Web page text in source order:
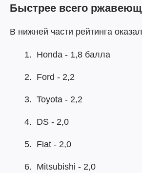
Быстрее всего
В нижней части рейтинга
Honda - 1,8 балла
Ford - 2,2
Toyota - 2,2
DS - 2,0
Fiat - 2,0
Mitsubishi - 2,0